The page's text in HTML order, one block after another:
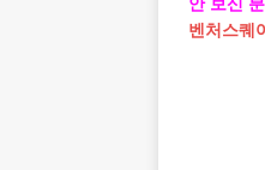
벤처스퀘